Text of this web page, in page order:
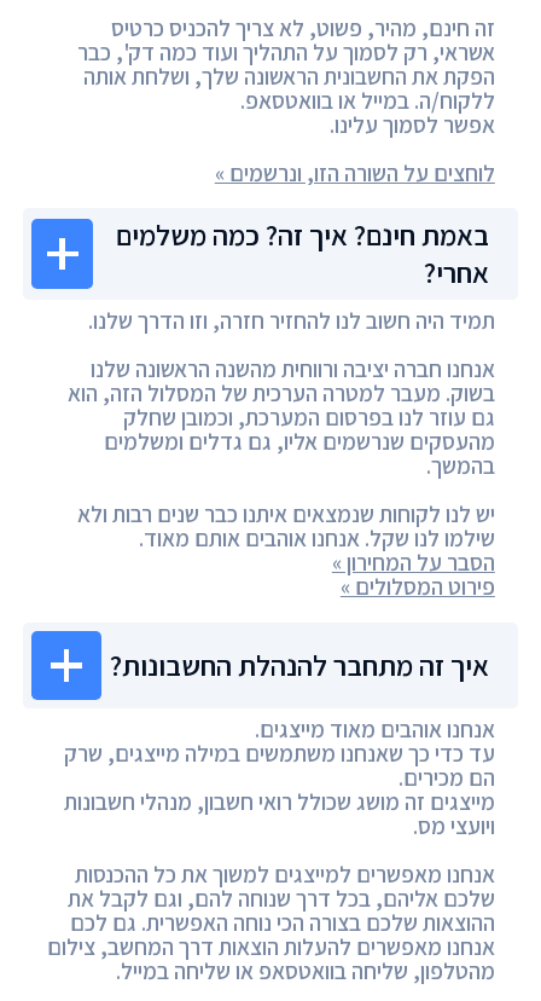
זה חינם, מהיר, פשוט, לא צריך להכניס כרטיס
אשראי, רק לסמוך על התהליך ועוד כמה דק', כבר
הפקת את החשבונית הראשונה שלך, ושלחת אותה
ללקוח/ה. במייל או בוואטסאפ.
אפשר לסמוך עלינו.
לוחצים על השורה הזו, ונרשמים »
באמת חינם? איך זה? כמה משלמים
אחרי?
תמיד היה חשוב לנו להחזיר חזרה, וזו הדרך שלנו.
אנחנו חברה יציבה ורווחית מהשנה הראשונה שלנו
בשוק. מעבר למטרה הערכית של המסלול הזה, הוא
גם עוזר לנו בפרסום המערכת, וכמובן שחלק
מהעסקים שנרשמים אליו, גם גדלים ומשלמים
בהמשך.
יש לנו לקוחות שנמצאים איתנו כבר שנים רבות ולא
שילמו לנו שקל. אנחנו אוהבים אותם מאוד.
הסבר על המחירון »
פירוט המסלולים »
איך זה מתחבר להנהלת החשבונות?
אנחנו אוהבים מאוד מייצגים.
עד כדי כך שאנחנו משתמשים במילה מייצגים, שרק
הם מכירים.
מייצגים זה מושג שכולל רואי חשבון, מנהלי חשבונות
ויועצי מס.
אנחנו מאפשרים למייצגים למשוך את כל ההכנסות
שלכם אליהם, בכל דרך שנוחה להם, וגם לקבל את
ההוצאות שלכם בצורה הכי נוחה האפשרית. גם לכם
אנחנו מאפשרים להעלות הוצאות דרך המחשב, צילום
מהטלפון, שליחה בוואטסאפ או שליחה במייל.